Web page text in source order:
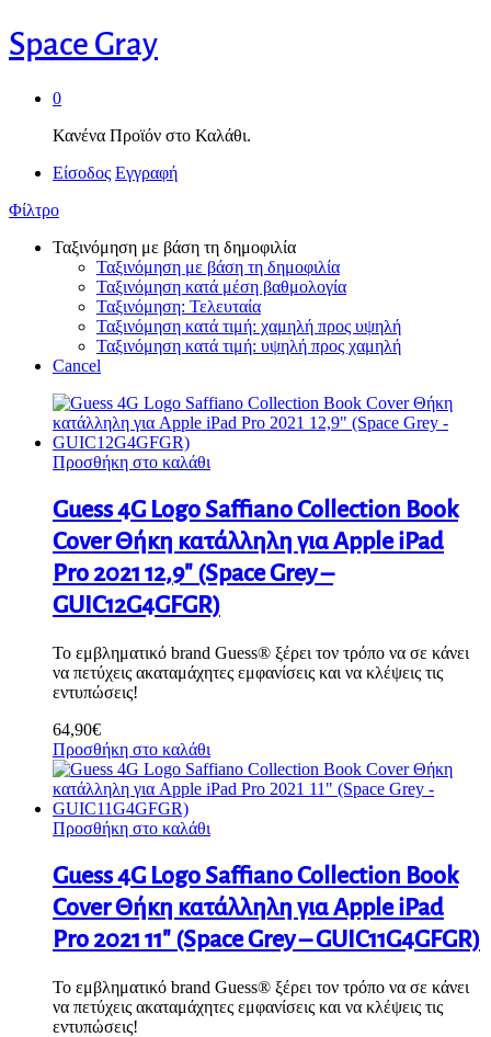
Space Gray
0
Κανένα Προϊόν στο Καλάθι.
Είσοδος Εγγραφή
Φίλτρο
Ταξινόμηση με βάση τη δημοφιλία
Ταξινόμηση με βάση τη δημοφιλία
Ταξινόμηση κατά μέση βαθμολογία
Ταξινόμηση: Τελευταία
Ταξινόμηση κατά τιμή: χαμηλή προς υψηλή
Ταξινόμηση κατά τιμή: υψηλή προς χαμηλή
Cancel
Προσθήκη στο καλάθι
Guess 4G Logo Saffiano Collection Book
Cover Θήκη κατάλληλη για Apple iPad
Pro 2021 12,9″ (Space Grey –
GUIC12G4GFGR)
Το εμβληματικό brand Guess® ξέρει τον τρόπο να σε κάνει
να πετύχεις ακαταμάχητες εμφανίσεις και να κλέψεις τις
εντυπώσεις!
64,90€
Προσθήκη στο καλάθι
Προσθήκη στο καλάθι
Guess 4G Logo Saffiano Collection Book
Cover Θήκη κατάλληλη για Apple iPad
Pro 2021 11″ (Space Grey – GUIC11G4GFGR)
Το εμβληματικό brand Guess® ξέρει τον τρόπο να σε κάνει
να πετύχεις ακαταμάχητες εμφανίσεις και να κλέψεις τις
εντυπώσεις!